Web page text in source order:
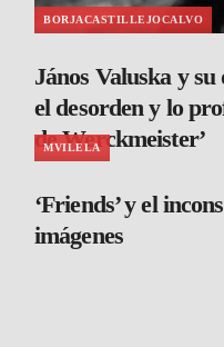
BORJACASTILLEJOCALVO
János Valuska y su
el desorden y lo
de Werckmeister’
MVILELA
‘Friends’ y el
imágenes